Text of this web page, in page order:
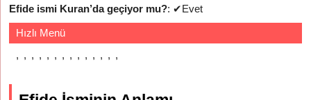
Efide ismi Kuran’da geçiyor mu?: ✔Evet
Hızlı Menü